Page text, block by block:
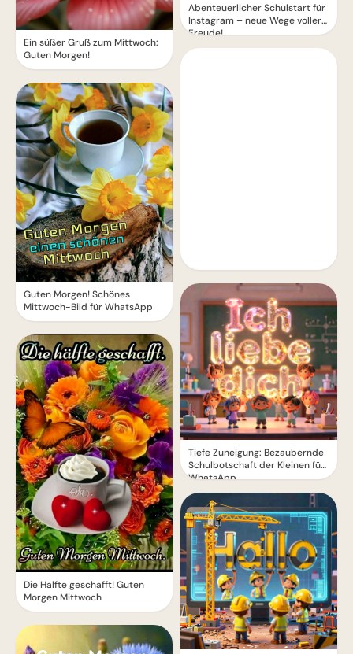
Ein süßer Gruß zum Mittwoch:
Guten Morgen!
Guten Morgen! Schönes
Mittwoch-Bild für WhatsApp
Die Hälfte geschafft! Guten
Morgen Mittwoch
Abenteuerlicher Schulstart für
Instagram – neue Wege voller
Freude!
Tiefe Zuneigung: Bezaubernde
Schulbotschaft der Kleinen für
WhatsApp